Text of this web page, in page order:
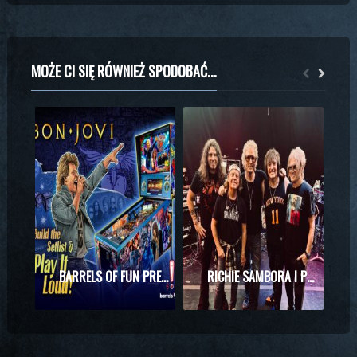
MOŻE CI SIĘ RÓWNIEŻ SPODOBAĆ...
BARRELS OF FUN PREZENTUJE MASZYNĘ DO PINBALLA Z MOTYWAMI BON JOVI RICHIE SAMBORA I PHIL X RAZEM NA SCENIE! WYJĄTKOWE SPOTKANIE PODCZAS KONCERTU KINGS OF CHAOS